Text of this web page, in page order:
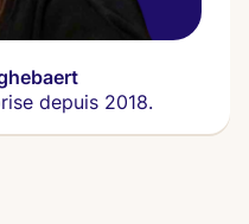
depuis 2018.